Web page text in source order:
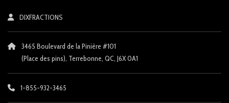
DIXFRACTIONS
3465 Boulevard de la Pinière #101
(Place des pins), Terrebonne, QC, J6X 0A1
1-855-932-3465